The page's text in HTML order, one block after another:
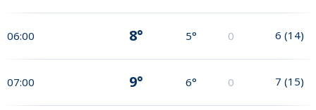
06:00 8° 5° 0 6 (14)
07:00 9° 6° 0 7 (15)